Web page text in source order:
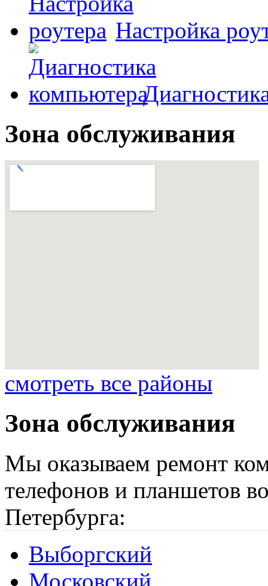
Настройка
Зона обслуживания
смотреть все районы
Зона обслуживания
Мы оказываем ремонт
телефонов и планшетов
Петербурга:
Выборгский
Московский